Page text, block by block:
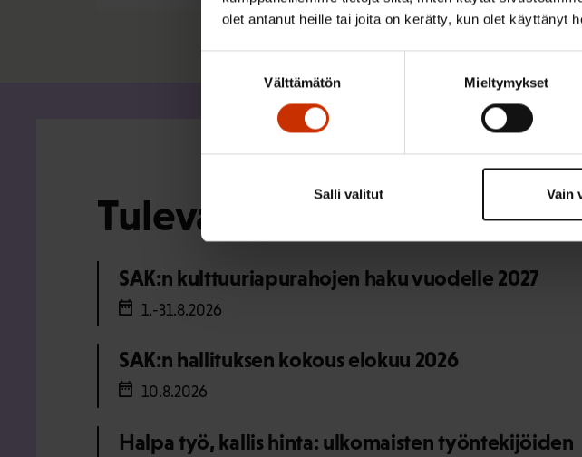
olet antanut heille tai joita on kerätty, kun olet käyttänyt
Välttämätön Mieltymykset
Vain
Salli valitut
Tulevat tapahtumat
SAK:n kulttuuriapurahojen haku vuodelle 2027
1.-31.8.2026
SAK:n hallituksen kokous elokuu 2026
10.8.2026
Halpa työ, kallis hinta: ulkomaisten työntekijöiden